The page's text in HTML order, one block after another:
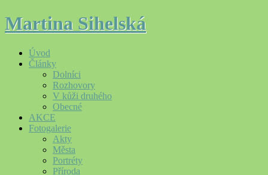
Martina Sihelská
Úvod
Články
Dolníci
Rozhovory
V kůži druhého
Obecné
AKCE
Fotogalerie
Akty
Města
Portréty
Příroda